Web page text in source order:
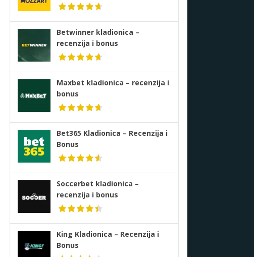
Betwinner kladionica –
recenzija i bonus
Maxbet kladionica – recenzija i
bonus
Bet365 Kladionica – Recenzija i
Bonus
Soccerbet kladionica –
recenzija i bonus
King Kladionica – Recenzija i
Bonus